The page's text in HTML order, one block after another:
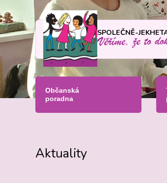
SPOLEČNĚ-
Občanská
poradna
Aktuality